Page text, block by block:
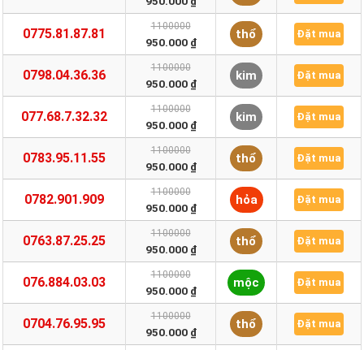
0775.81.87.81 1100000
950.000 ₫
thổ Đặt mua
0798.04.36.36 1100000
950.000 ₫
kim Đặt mua
077.68.7.32.32 1100000
950.000 ₫
kim Đặt mua
0783.95.11.55 1100000
950.000 ₫
thổ Đặt mua
0782.901.909 1100000
950.000 ₫
hỏa Đặt mua
0763.87.25.25 1100000
950.000 ₫
thổ Đặt mua
076.884.03.03 1100000
950.000 ₫
mộc Đặt mua
0704.76.95.95 1100000
950.000 ₫
thổ Đặt mua